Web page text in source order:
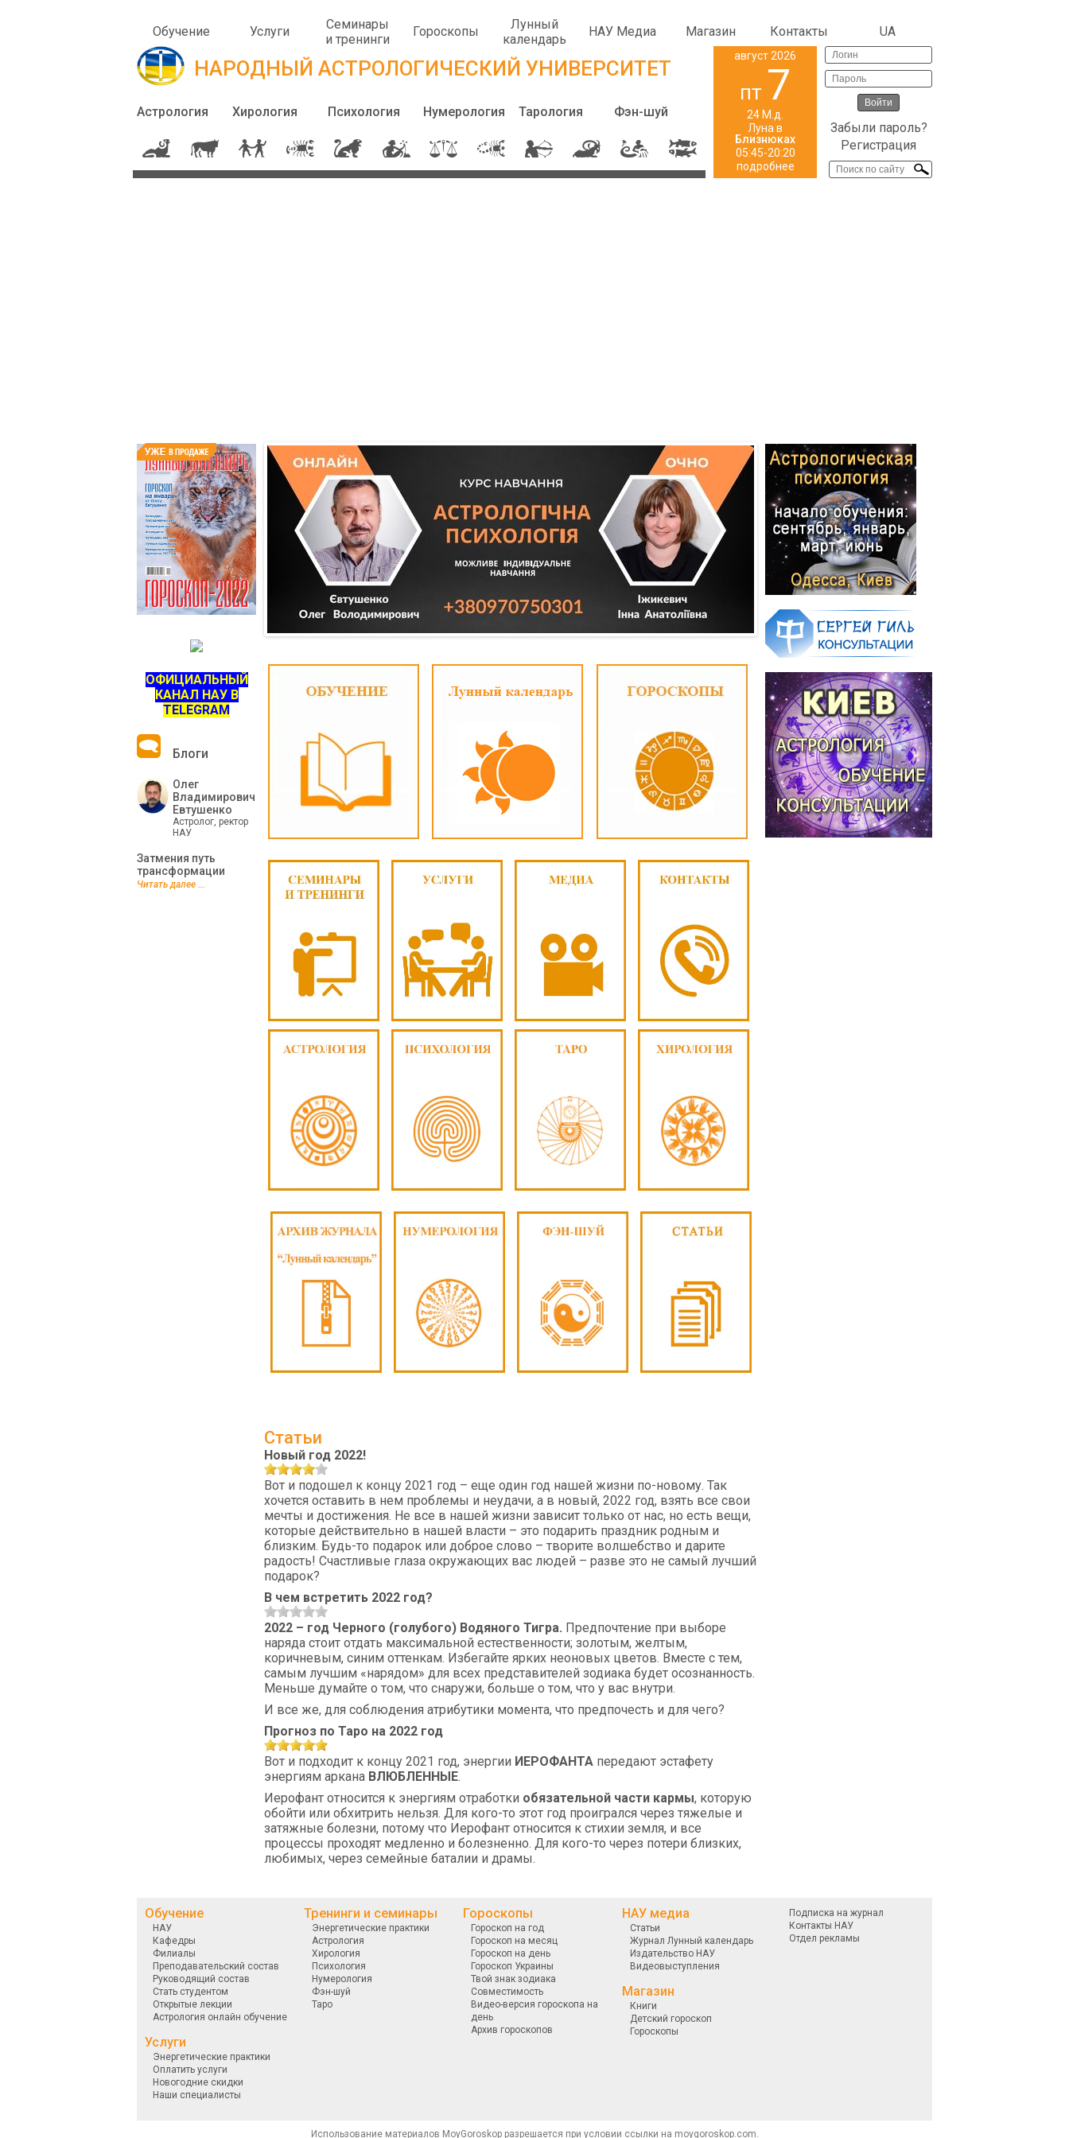
Обучение Услуги
Семинары
и тренинги
Гороскопы
Лунный
календарь
НАУ Медиа Магазин Контакты UA
НАРОДНЫЙ АСТРОЛОГИЧЕСКИЙ УНИВЕРСИТЕТ
Астрология Хирология Психология Нумерология Тарология Фэн-шуй
август 2026
пт 7
24 М.д.
Луна в
Близнюках
05:45-20:20
подробнее
Забыли пароль?
Регистрация
Статьи
Новый год 2022!
Вот и подошел к концу 2021 год – еще один год нашей жизни по-новому. Так
хочется оставить в нем проблемы и неудачи, а в новый, 2022 год, взять все свои
мечты и достижения. Не все в нашей жизни зависит только от нас, но есть вещи,
которые действительно в нашей власти – это подарить праздник родным и
близким. Будь-то подарок или доброе слово – творите волшебство и дарите
радость! Счастливые глаза окружающих вас людей – разве это не самый лучший
подарок?
В чем встретить 2022 год?
2022 – год Черного (голубого) Водяного Тигра. Предпочтение при выборе
наряда стоит отдать максимальной естественности; золотым, желтым,
коричневым, синим оттенкам. Избегайте ярких неоновых цветов. Вместе с тем,
самым лучшим «нарядом» для всех представителей зодиака будет осознанность.
Меньше думайте о том, что снаружи, больше о том, что у вас внутри.
И все же, для соблюдения атрибутики момента, что предпочесть и для чего?
Прогноз по Таро на 2022 год
Вот и подходит к концу 2021 год, энергии ИЕРОФАНТА передают эстафету
энергиям аркана ВЛЮБЛЕННЫЕ.
Иерофант относится к энергиям отработки обязательной части кармы, которую
обойти или обхитрить нельзя. Для кого-то этот год проигрался через тяжелые и
затяжные болезни, потому что Иерофант относится к стихии земля, и все
процессы проходят медленно и болезненно. Для кого-то через потери близких,
любимых, через семейные баталии и драмы.
ОФИЦИАЛЬНЫЙ
КАНАЛ НАУ В
TELEGRAM
Блоги
Олег
Владимирович
Евтушенко
Астролог, ректор
НАУ
Затмения путь
трансформации
Читать далее ...
Обучение
НАУ
Кафедры
Филиалы
Преподавательский состав
Руководящий состав
Стать студентом
Открытые лекции
Астрология онлайн обучение
Услуги
Энергетические практики
Оплатить услуги
Новогодние скидки
Наши специалисты
Тренинги и семинары
Энергетические практики
Астрология
Хирология
Психология
Нумерология
Фэн-шуй
Таро
Гороскопы
Гороскоп на год
Гороскоп на месяц
Гороскоп на день
Гороскоп Украины
Твой знак зодиака
Совместимость
Видео-версия гороскопа на
день
Архив гороскопов
НАУ медиа
Статьи
Журнал Лунный календарь
Издательство НАУ
Видеовыступления
Магазин
Книги
Детский гороскоп
Гороскопы
Подписка на журнал
Контакты НАУ
Отдел рекламы
Использование материалов MoyGoroskop разрешается при условии ссылки на moygoroskop.com.